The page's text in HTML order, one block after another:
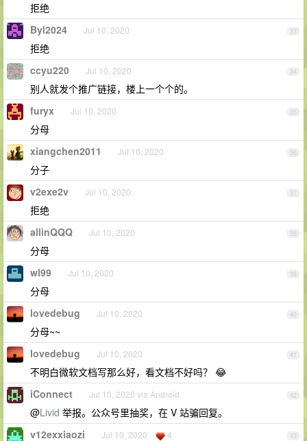
拒绝
33
Byl2024 Jul 10, 2020
拒绝
34
ccyu220 Jul 10, 2020
别人就发个推广链接，楼上一个个的。
35
furyx Jul 10, 2020
分母
36
xiangchen2011 Jul 10, 2020
分子
37
v2exe2v Jul 10, 2020
拒绝
38
allinQQQ Jul 10, 2020
分母
39
wl99 Jul 10, 2020
分母
40
lovedebug Jul 10, 2020
分母~~
41
lovedebug Jul 10, 2020
不明白微软文档写那么好，看文档不好吗？ 😂
42
iConnect Jul 10, 2020 via Android
@Livid 举报。公众号里抽奖，在 V 站骗回复。
43
v12exxiaozi Jul 10, 2020 4